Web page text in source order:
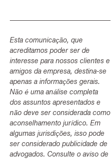
Esta comunicação, que
acreditamos poder ser de
interesse para nossos clientes e
amigos da empresa, destina-se
apenas a informações gerais.
Não é uma análise completa
dos assuntos apresentados e
não deve ser considerada como
aconselhamento jurídico. Em
algumas jurisdições, isso pode
ser considerado publicidade de
advogados. Consulte o aviso de